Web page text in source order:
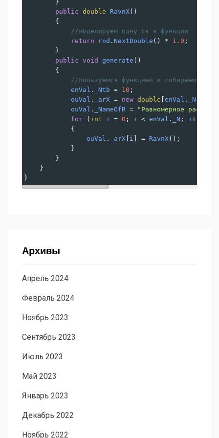
        }
public double RavnX()
        {
//моделируем одну св в функции
return
rnd . NextDouble () * 1.0 ;
        }
public void generate ()
        {
//пользуемся функцией и собираем
enVal . _Ntb = 10 ;
ouVal . _arX = new double enVal . _N
ouVal . _NameOfR =
"Равномерное
for ( int i = 0 ; i < enVal . _N ; i++
            {
ouVal . _arX i = RavnX();
            }
        }
    }
}
Архивы
Апрель 2024
Февраль 2024
Ноябрь 2023
Сентябрь 2023
Июль 2023
Май 2023
Январь 2023
Декабрь 2022
Ноябрь 2022